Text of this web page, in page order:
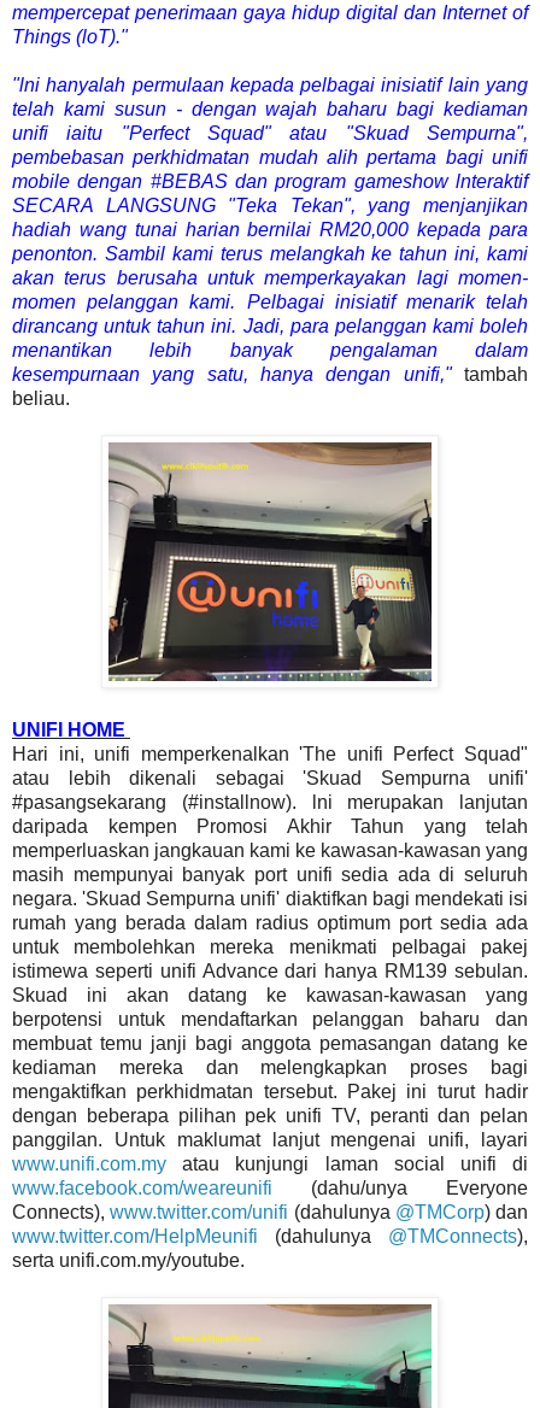
mempercepat penerimaan gaya hidup digital dan Internet of
Things (loT)."
"lni hanyalah permulaan kepada pelbagai inisiatif lain yang
telah kami susun - dengan wajah baharu bagi kediaman
unifi iaitu "Perfect Squad" atau "Skuad Sempurna",
pembebasan perkhidmatan mudah alih pertama bagi unifi
mobile dengan #BEBAS dan program gameshow lnteraktif
SECARA LANGSUNG "Teka Tekan", yang menjanjikan
hadiah wang tunai harian bernilai RM20,000 kepada para
penonton. Sambil kami terus melangkah ke tahun ini, kami
akan terus berusaha untuk memperkayakan lagi momen-
momen pelanggan kami. Pelbagai inisiatif menarik telah
dirancang untuk tahun ini. Jadi, para pelanggan kami boleh
menantikan lebih banyak pengalaman dalam
kesempurnaan yang satu, hanya dengan unifi,"tambah
beliau.
UNIFI HOME
Hari ini, unifi memperkenalkan 'The unifi Perfect Squad"
atau lebih dikenali sebagai 'Skuad Sempurna unifi'
#pasangsekarang (#installnow). lni merupakan lanjutan
daripada kempen Promosi Akhir Tahun yang telah
memperluaskan jangkauan kami ke kawasan-kawasan yang
masih mempunyai banyak port unifi sedia ada di seluruh
negara. 'Skuad Sempurna unifi' diaktifkan bagi mendekati isi
rumah yang berada dalam radius optimum port sedia ada
untuk membolehkan mereka menikmati pelbagai pakej
istimewa seperti unifi Advance dari hanya RM139 sebulan.
Skuad ini akan datang ke kawasan-kawasan yang
berpotensi untuk mendaftarkan pelanggan baharu dan
membuat temu janji bagi anggota pemasangan datang ke
kediaman mereka dan melengkapkan proses bagi
mengaktifkan perkhidmatan tersebut. Pakej ini turut hadir
dengan beberapa pilihan pek unifi TV, peranti dan pelan
panggilan. Untuk maklumat lanjut mengenai unifi, layari
www.unifi.com.my atau kunjungi laman social unifi di
www.facebook.com/weareunifi (dahu/unya Everyone
Connects),www.twitter.com/unifi (dahulunya @TMCorp) dan
www.twitter.com/HelpMeunifi (dahulunya @TMConnects),
serta unifi.com.my/youtube.